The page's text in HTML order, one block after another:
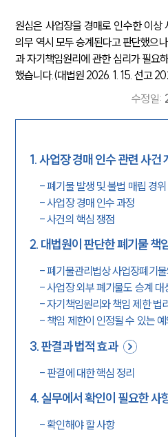
원심은 사업장을 경매로 인수한 이상
의무 역시 모두 승계된다고 판단했으
과 자기책임원리에 관한 심리가 필요
했습니다.(대법원 2026. 1. 15. 선고
수정일:
1.사업장 경매 인수 관련 사건
-폐기물 발생 및 불법 매립 경위
-사업장 경매 인수 과정
-사건의 핵심 쟁점
2. 대법원이 판단한 폐기물 책
-폐기물관리법상 사업장폐기물
-사업장 외부 폐기물도 승계 대
-자기책임원리와 책임 제한 법리
- 책임 제한이 인정될 수 있는
3.판결과 법적 효과
- 판결에 대한 핵심 정리
4.실무에서 확인이 필요한 사
- 확인해야 할 사항